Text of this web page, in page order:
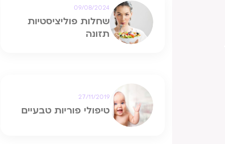
שחלות פוליציסטיות
תזונה
09/08/2024
טיפולי פוריות טבעיים
27/11/2019